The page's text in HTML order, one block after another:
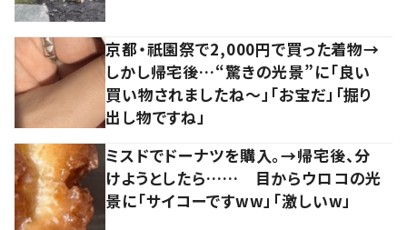
京都・祇園祭で2,000円で買った着物→
しかし帰宅後…“驚きの光景”に「良い
買い物されましたね～」「お宝だ」「掘り
出し物ですね」
ミスドでドーナツを購入。→帰宅後、分
けようとしたら…… 目からウロコの光
景に「サイコーですww」「激しいw」